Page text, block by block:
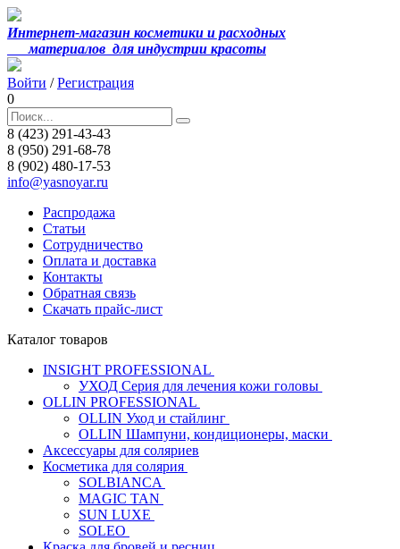
Интернет-магазин косметики и расходных
материалов для индустрии красоты
Войти /Регистрация
0
8 (423) 291-43-43
8 (950) 291-68-78
8 (902) 480-17-53
info@yasnoyar.ru
Распродажа
Статьи
Сотрудничество
Оплата и доставка
Контакты
Обратная связь
Скачать прайс-лист
Каталог товаров
INSIGHT PROFESSIONAL
УХОД Серия для лечения кожи головы
OLLIN PROFESSIONAL
OLLIN Уход и стайлинг
OLLIN Шампуни, кондиционеры, маски
Аксессуары для соляриев
Косметика для солярия
SOLBIANCA
MAGIC TAN
SUN LUXE
SOLEO